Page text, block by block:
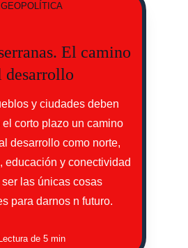
GEOPOLÍTICA
El camino
desarrollo
y ciudades deben
corto plazo un camino
desarrollo como norte,
educación y conectividad
las únicas cosas
para darnos n futuro.
Lectura de 5 min